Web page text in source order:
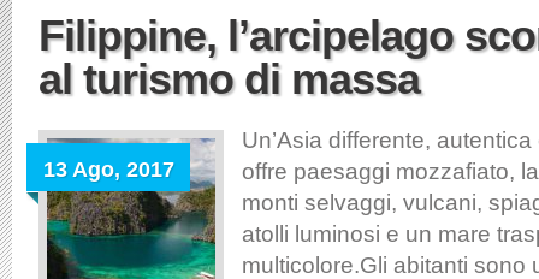
Filippine, l’arcipelago
al turismo di massa
13 Ago, 2017
Un’Asia differente,
offre paesaggi mozzafiato,
monti selvaggi, vulcani,
atolli luminosi e un mare
multicolore.Gli abitanti sono